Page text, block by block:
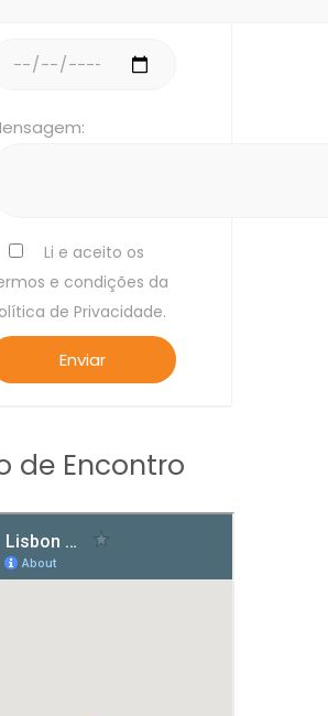
Li e aceito os
e condições da
de Privacidade.
de Encontro